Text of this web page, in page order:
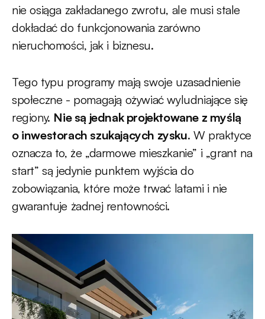
nie osiąga zakładanego zwrotu, ale musi stale
dokładać do funkcjonowania zarówno
nieruchomości, jak i biznesu.
Tego typu programy mają swoje uzasadnienie
społeczne - pomagają ożywiać wyludniające się
regiony. Nie są jednak projektowane z myślą
o inwestorach szukających zysku. W praktyce
oznacza to, że „darmowe mieszkanie” i „grant na
start” są jedynie punktem wyjścia do
zobowiązania, które może trwać latami i nie
gwarantuje żadnej rentowności.